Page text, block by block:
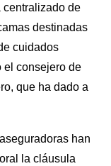
centralizado de
destinadas
cuidados
el consejero de
que ha dado a
han
la cláusula